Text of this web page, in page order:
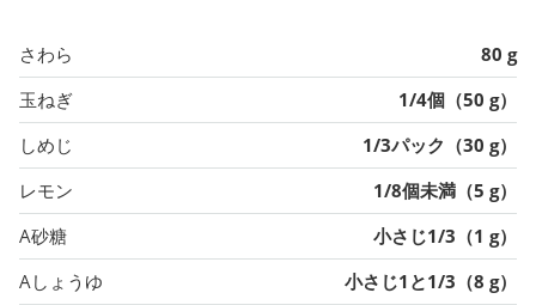
さわら
80 g
玉ねぎ
1/4個（50 g）
しめじ
1/3パック（30 g）
レモン
1/8個未満（5 g）
A砂糖
小さじ1/3（1 g）
Aしょうゆ
小さじ1と1/3（8 g）